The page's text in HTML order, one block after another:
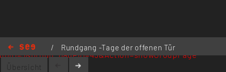
/
Rundgang -Tage der offenen Tür
/ Tage der offenen Tür 2008
Übersicht
index.php5?